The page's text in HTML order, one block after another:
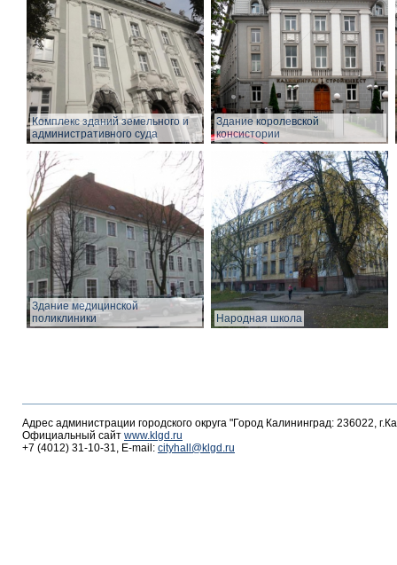
Комплекс зданий земельного и
административного суда
Здание королевской
консистории
Здание медицинской
поликлиники
Народная школа
Адрес администрации городского округа "Город Калининград: 236022,
Официальный сайт www.klgd.ru
+7 (4012) 31-10-31, E-mail: cityhall@klgd.ru